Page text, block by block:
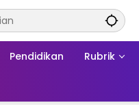
Pendidikan Rubrik